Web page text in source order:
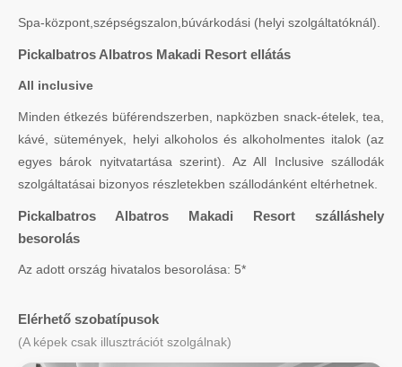
Spa-központ,szépségszalon,búvárkodási (helyi szolgáltatóknál).
Pickalbatros Albatros Makadi Resort ellátás
All inclusive
Minden étkezés büférendszerben, napközben snack-ételek, tea,
kávé, sütemények, helyi alkoholos és alkoholmentes italok (az
egyes bárok nyitvatartása szerint). Az All Inclusive szállodák
szolgáltatásai bizonyos részletekben szállodánként eltérhetnek.
Pickalbatros Albatros Makadi Resort szálláshely
besorolás
Az adott ország hivatalos besorolása: 5*
Elérhető szobatípusok
(A képek csak illusztrációt szolgálnak)